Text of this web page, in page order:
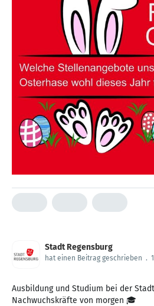
Stadt Regensburg
hat einen Beitrag geschrieben .
Ausbildung und Studium bei der
Nachwuchskräfte von morgen 🎓